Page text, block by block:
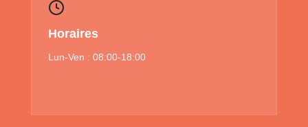
Horaires
Lun-Ven : 08:00-18:00